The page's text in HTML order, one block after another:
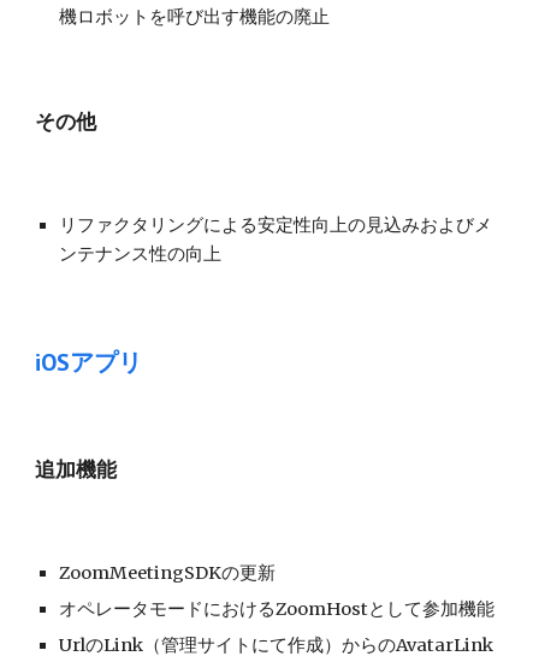
機ロボットを呼び出す機能の廃止
その他
リファクタリングによる安定性向上の見込みおよびメ
ンテナンス性の向上
iOSアプリ
追加機能
ZoomMeetingSDKの更新
オペレータモードにおけるZoomHostとして参加機能
UrlのLink（管理サイトにて作成）からのAvatarLink